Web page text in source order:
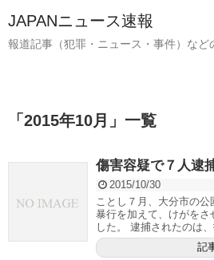
JAPANニュース速報
報道記事（犯罪・ニュース・事件）など
「 2015年10月 」 一覧
傷害容疑で７人逮
2015/10/30
ことし７月、大分市の
暴行を加えて、けがをさ
した。 逮捕されたのは
記